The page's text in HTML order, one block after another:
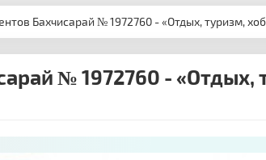
Бахчисарай № 1972760 - «Отдых, туризм,
№ 1972760 - «Отдых,